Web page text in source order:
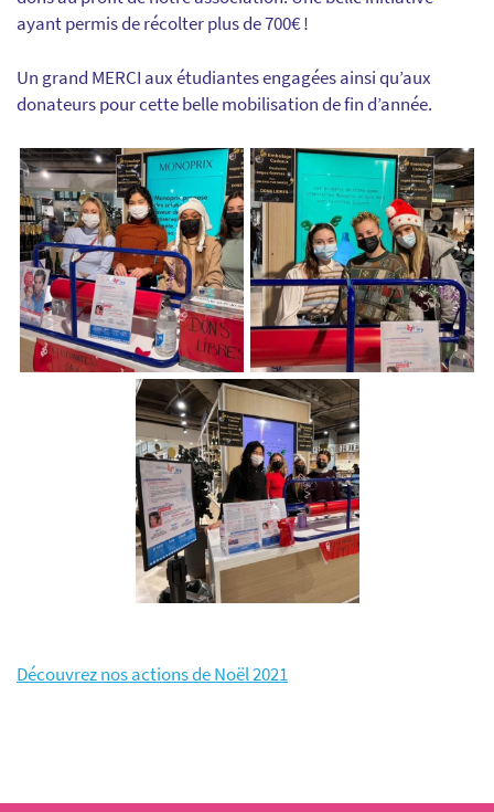
ayant permis de récolter plus de 700€ !
Un grand MERCI aux étudiantes engagées ainsi qu’aux
donateurs pour cette belle mobilisation de fin d’année.
Découvrez nos actions de Noël 2021